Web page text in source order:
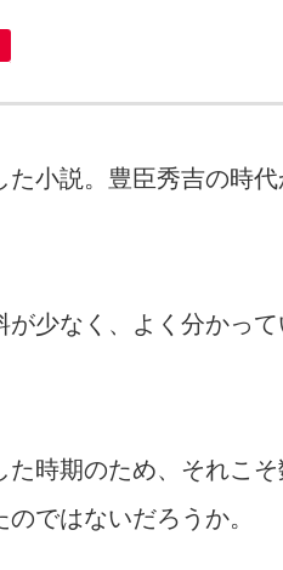
小説。豊臣秀吉の時
少なく、よく分かっ
時期のため、それこ
ではないだろうか。